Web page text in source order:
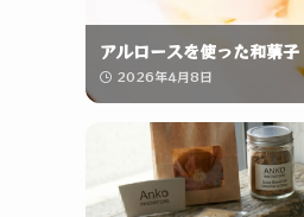
アルロースを使った和菓
2026年4月8日